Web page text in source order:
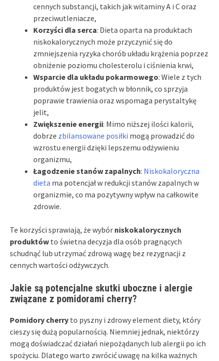
cennych substancji, takich jak witaminy A i C oraz
przeciwutleniacze,
Korzyści dla serca: Dieta oparta na produktach
niskokalorycznych może przyczynić się do
zmniejszenia ryzyka chorób układu krążenia poprzez
obniżenie poziomu cholesterolu i ciśnienia krwi,
Wsparcie dla układu pokarmowego: Wiele z tych
produktów jest bogatych w błonnik, co sprzyja
poprawie trawienia oraz wspomaga perystaltykę
jelit,
Zwiększenie energii: Mimo niższej ilości kalorii,
dobrze zbilansowane posiłki mogą prowadzić do
wzrostu energii dzięki lepszemu odżywieniu
organizmu,
Łagodzenie stanów zapalnych: Niskokaloryczna
dieta ma potencjał w redukcji stanów zapalnych w
organizmie, co ma pozytywny wpływ na całkowite
zdrowie.
Te korzyści sprawiają, że wybór niskokalorycznych
produktów to świetna decyzja dla osób pragnących
schudnąć lub utrzymać zdrową wagę bez rezygnacji z
cennych wartości odżywczych.
Jakie są potencjalne skutki uboczne i alergie
związane z pomidorami cherry?
Pomidory cherry to pyszny i zdrowy element diety, który
cieszy się dużą popularnością. Niemniej jednak, niektórzy
mogą doświadczać działań niepożądanych lub alergii po ich
spożyciu. Dlatego warto zwrócić uwagę na kilka ważnych